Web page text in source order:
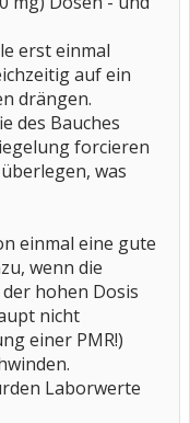
bot sich der
informierter und hat
Therapie
an, in zwei Wochen
Riesenzellarteriitis
aber der ist auch
ein? Empfohlen
gegen 6. Es
ich mich symptomfrei
Tag und Abend. Ist
schneller eintreten?
besser steuern?
Ist das normal oder
ist also gemeint,
Wirklich ganz
erst einmal
auf ein
drängen.
des Bauches
forcieren
was
einmal eine gute
wenn die
hohen Dosis
nicht
einer PMR!)
Laborwerte